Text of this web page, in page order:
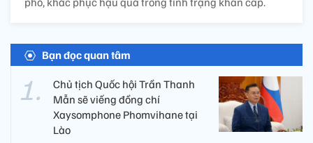
Bạn đọc quan tâm
Chủ tịch Quốc hội Trần Thanh
Mẫn sẽ viếng đồng chí
Xaysomphone Phomvihane tại
Lào